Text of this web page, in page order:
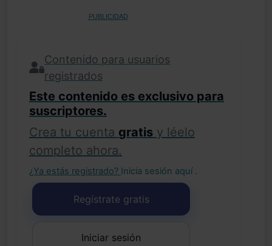
PUBLICIDAD
Contenido para usuarios
registrados
Este contenido es exclusivo para
suscriptores.
Crea tu cuenta gratis y léelo
completo ahora.
¿Ya estás registrado? Inicia sesión aquí .
Regístrate gratis
Iniciar sesión